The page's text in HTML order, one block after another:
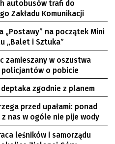
autobusów trafi do
Zakładu Komunikacji
„Postawy” na początek Mini
„Balet i Sztuka”
zamieszany w oszustwa
policjantów o pobicie
zgodnie z planem
przed upałami: ponad
z nas w ogóle nie pije wody
leśników i samorządu